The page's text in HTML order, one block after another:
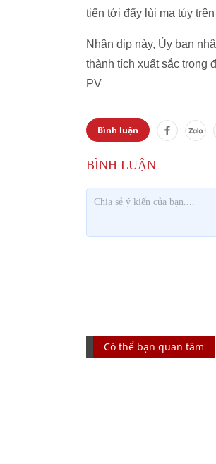
tiến tới đẩy lùi ma túy
Nhân dịp này, Ủy ban
thành tích xuất sắc trong
PV
Bình luận
Có thể bạn quan tâm